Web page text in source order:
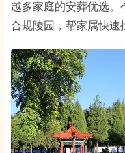
越多家庭的安葬优选
合规陵园，帮家属快速